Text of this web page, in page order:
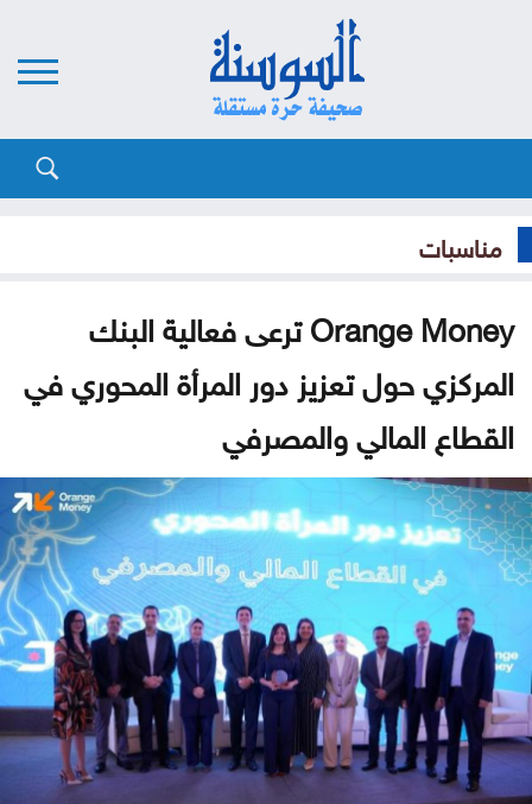
مناسبات
Orange Money ترعى فعالية البنك
المركزي حول تعزيز دور المرأة المحوري في
القطاع المالي والمصرفي